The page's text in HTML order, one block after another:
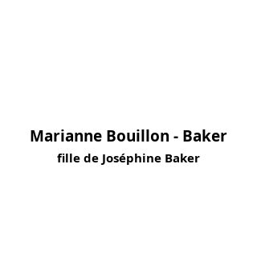
Marianne Bouillon - Baker
fille de Joséphine Baker